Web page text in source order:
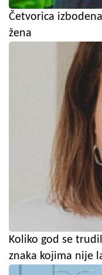
Četvorica
žena
Koliko god se
znaka kojima nije